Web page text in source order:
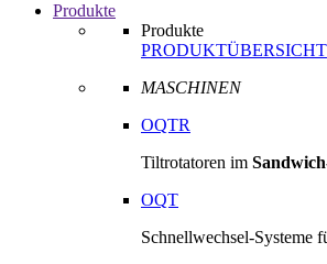
Produkte
Produkte
PRODUKTÜBERSICHT
MASCHINEN
OQTR
Tiltrotatoren im
OQT
Schnellwechsel-Systeme